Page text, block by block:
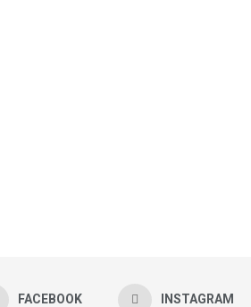
FACEBOOK INSTAGRAM